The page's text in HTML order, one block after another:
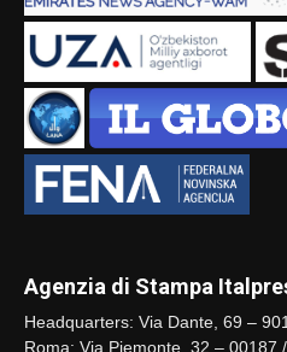
Agenzia di Stampa
Headquarters: Via Dante, 69 –
Roma: Via Piemonte, 32 – 00187